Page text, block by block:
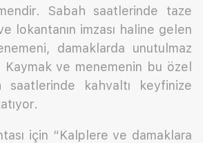
Sabah saatlerinde taze
lokantanın imzası haline gelen
damaklarda unutulmaz
Kaymak ve menemenin bu özel
saatlerinde kahvaltı keyfinize
için “Kalplere ve damaklara